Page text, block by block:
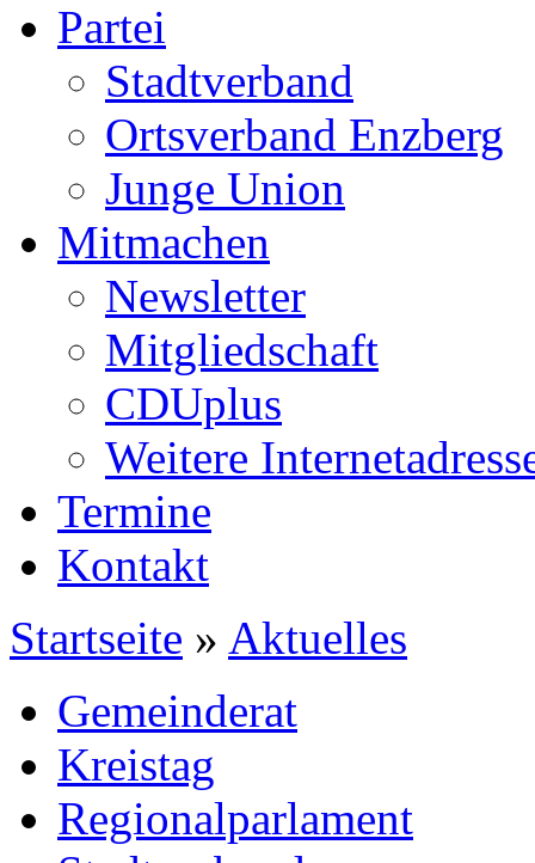
Partei
Stadtverband
Ortsverband Enzberg
Junge Union
Mitmachen
Newsletter
Mitgliedschaft
CDUplus
Weitere
Termine
Kontakt
Startseite » Aktuelles
Gemeinderat
Kreistag
Regionalparlament